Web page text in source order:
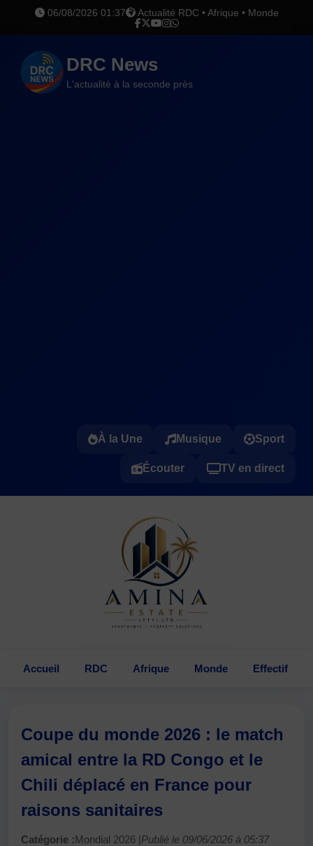
06/08/2026 01:37 Actualité RDC • Afrique • Monde
DRC News
L'actualité à la seconde près
À la Une Musique Sport
Écouter TV en direct
Accueil RDC Afrique Monde Effectif
Coupe du monde 2026 : le match
amical entre la RD Congo et le
Chili déplacé en France pour
raisons sanitaires
Catégorie :Mondial 2026 |Publié le 09/06/2026 à 05:37